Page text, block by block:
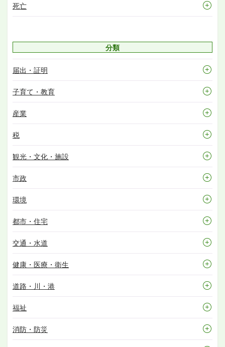
死亡
分類
届出・証明
子育て・教育
産業
税
観光・文化・施設
市政
環境
都市・住宅
交通・水道
健康・医療・衛生
道路・川・港
福祉
消防・防災